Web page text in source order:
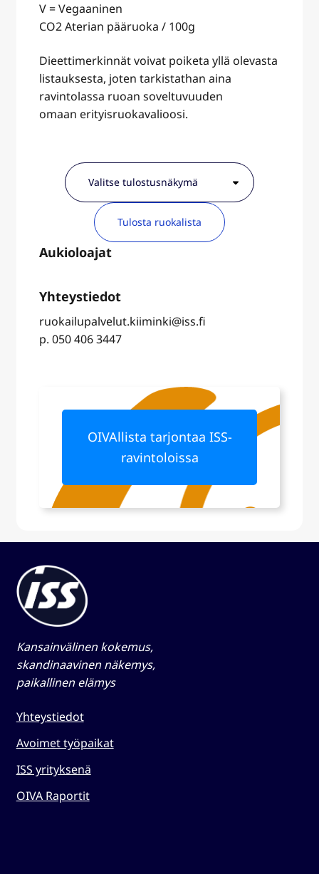
V = Vegaaninen
CO2 Aterian pääruoka / 100g
Dieettimerkinnät voivat poiketa yllä olevasta
listauksesta, joten tarkistathan aina
ravintolassa ruoan soveltuvuuden
omaan erityisruokavalioosi.
Tulosta ruokalista
ruokailupalvelut.kiiminki@iss.fi
p. 050 406 3447
OIVAllista tarjontaa ISS-
ravintoloissa
Kansainvälinen kokemus,
skandinaavinen näkemys,
paikallinen elämys​
Yhteystiedot
Avoimet työpaikat
ISS yrityksenä
OIVA Raportit